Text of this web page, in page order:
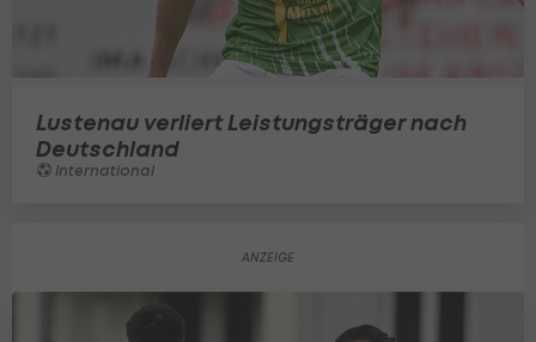
Lustenau verliert Leistungsträger nach
Deutschland
International